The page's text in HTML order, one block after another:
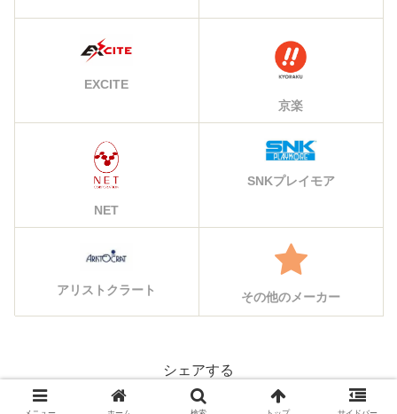
EXCITE
京楽
NET
SNKプレイモア
アリストクラート その他のメーカー
シェアする
Facebook はてブ